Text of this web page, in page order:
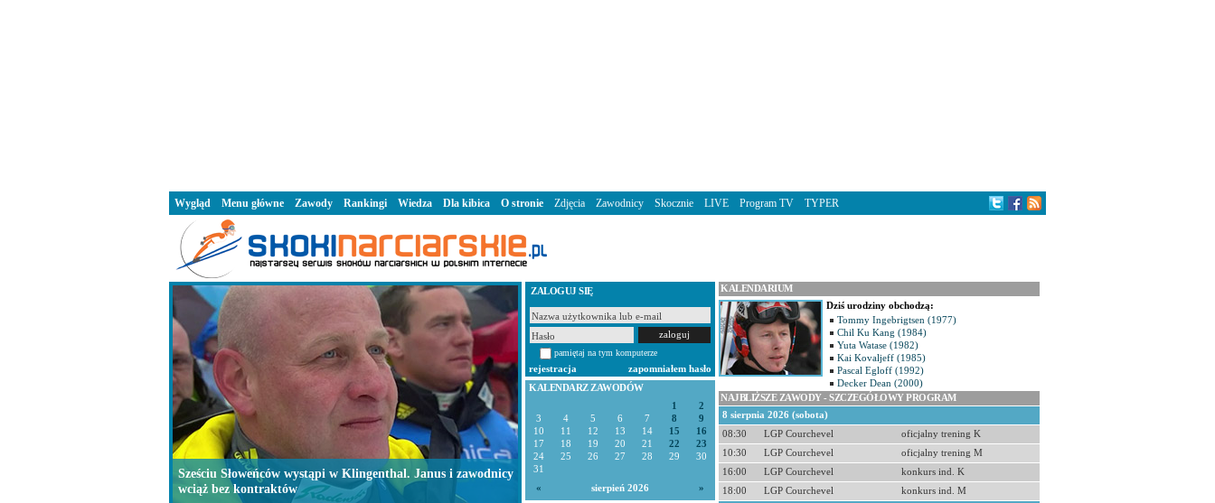
ZALOGUJ SIĘ
pamiętaj na tym komputerze
rejestracja
zapomniałem hasło
KALENDARZ ZAWODÓW
1
2
3
4 5 6 7 8
9
10
11 12 13 14 15
16
17
18 19 20 21 22
23
24
25 26 27 28 29
30
31
«
sierpień 2026 »
Sześciu Słoweńców wystąpi w Klingenthal. Janus i zawodnicy
wciąż bez kontraktów
KALENDARIUM
Dziś urodziny obchodzą:
Tommy Ingebrigtsen (1977)
Chil Ku Kang (1984)
Yuta Watase (1982)
Kai Kovaljeff (1985)
Pascal Egloff (1992)
Decker Dean (2000)
NAJBLIŻSZE ZAWODY - SZCZEGÓŁOWY PROGRAM
8 sierpnia 2026 (sobota)
08:30
LGP Courchevel
oficjalny trening K
10:30
LGP Courchevel
oficjalny trening M
16:00
LGP Courchevel
konkurs ind. K
18:00
LGP Courchevel
konkurs ind. M
Wygląd Menu główne Zawody Rankingi Wiedza Dla kibica O stronie Zdjęcia Zawodnicy Skocznie LIVE Program TV TYPER